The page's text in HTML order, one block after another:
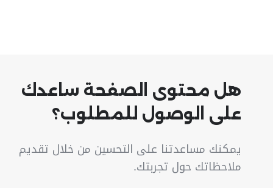
هل محتوى الصفحة ساعدك
على الوصول للمطلوب؟
يمكنك مساعدتنا على التحسين من خلال تقديم
ملاحظاتك حول تجربتك.